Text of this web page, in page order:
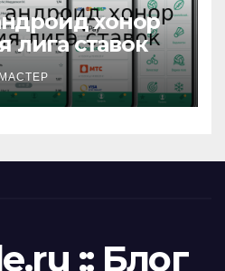
хонор
ставок
:: Блог